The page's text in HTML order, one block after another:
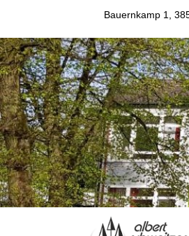
Bauernkamp 1,